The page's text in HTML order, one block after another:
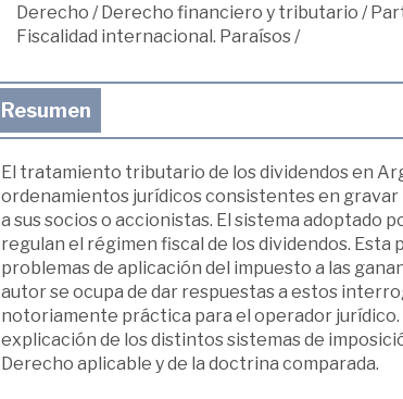
Derecho /Derecho financiero y tributario /
Fiscalidad internacional. Paraísos/
Resumen
El tratamiento tributario de los dividendos en
ordenamientos jurídicos consistentes en gravar
a sus socios o accionistas. El sistema adoptado
regulan el régimen fiscal de los dividendos.
problemas de aplicación del impuesto a las
autor se ocupa de dar respuestas a estos
notoriamente práctica para el operador
explicación de los distintos sistemas de
Derecho aplicable y de la doctrina comparada.